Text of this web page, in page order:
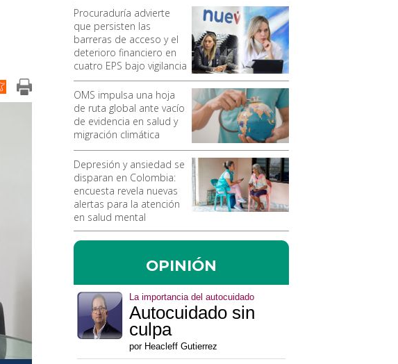
Procuraduría advierte
que persisten las
barreras de acceso y el
deterioro financiero en
cuatro EPS bajo vigilancia
OMS impulsa una hoja
de ruta global ante vacío
de evidencia en salud y
migración climática
Depresión y ansiedad se
disparan en Colombia:
encuesta revela nuevas
alertas para la atención
en salud mental
OPINIÓN
La importancia del autocuidado
Autocuidado sin
culpa
por Heacleff Gutierrez